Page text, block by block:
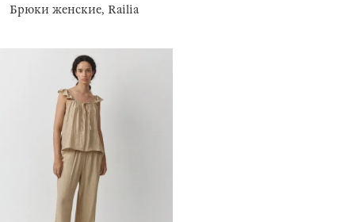
Брюки женские, Railia